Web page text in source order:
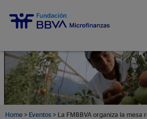
Home > Eventos > La FMBBVA organiza la mesa